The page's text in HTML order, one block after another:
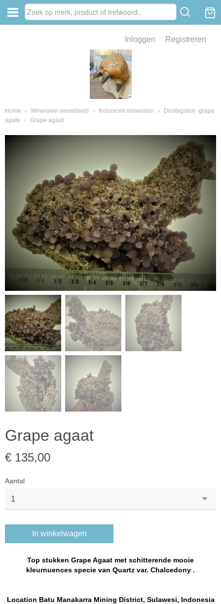
Inloggen Registreren
Home › Mineralen wereldwijd › Indonesië mineralen ›
Druifagaten -grape
agate
› Grape agaat
Grape agaat
€ 135,00
Aantal
In winkelwagen
Top stukken Grape Agaat met schitterende mooie
kleurnuences specie van Quartz var. Chalcedony .
Location Batu Manakarra Mining District, Sulawesi, Indonesia
van fossielen en mineralen